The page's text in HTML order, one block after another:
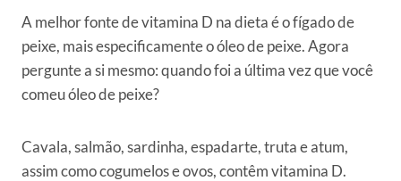
A melhor fonte de vitamina D na dieta é o fígado de
peixe, mais especificamente o óleo de peixe. Agora
pergunte a si mesmo: quando foi a última vez que você
comeu óleo de peixe?
Cavala, salmão, sardinha, espadarte, truta e atum,
assim como cogumelos e ovos, contêm vitamina D.